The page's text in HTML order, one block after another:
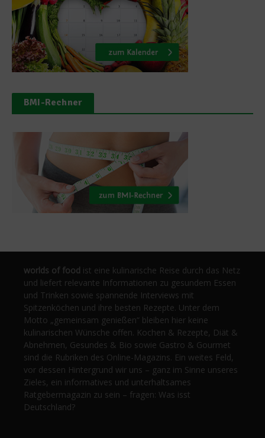
BMI-Rechner
worlds of food ist eine kulinarische Reise durch das Netz
und liefert relevante Informationen zu gesundem Essen
und Trinken sowie spannende Interviews mit
Spitzenköchen und ihre besten Rezepte. Unter dem
Motto „gemeinsam genießen“ bleiben hier keine
kulinarischen Wünsche offen. Kochen & Rezepte, Diät &
Abnehmen, Gesundes & Bio sowie Gastro & Gourmet
sind die Rubriken des Online-Magazins. Ein weites Feld,
vor dessen Hintergrund wir uns – ganz im Sinne unseres
Zieles, ein informatives und unterhaltsames
Ratgebermagazin zu sein – fragen: Was isst
Deutschland?